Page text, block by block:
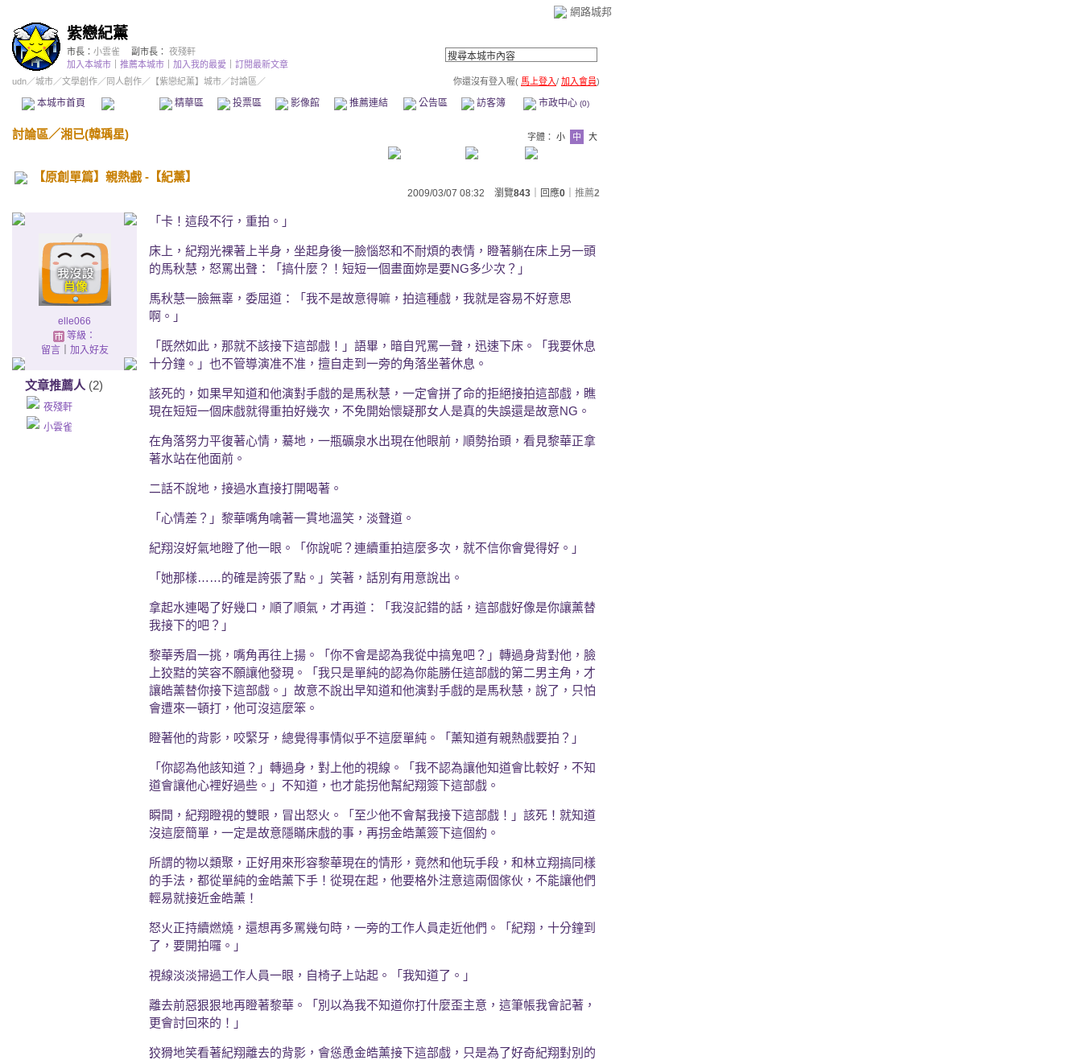
網路城邦
紫戀紀薰
市長： 小雲雀 副市長： 夜殘軒
加入本城市
推薦本城市 加入我的最愛
訂閱最新文章
udn／城市／文學創作／同人創作／ 【紫戀紀薰】城市／討論區／ 你還沒有登入喔( 馬上登入/ 加入會員)
本城市首頁 精華區 投票區 影像館 推薦連結 公告區 訪客簿 市政中心 (0)
討論區／湘已(韓瑀星) 字體： 小 中 大
【原創單篇】親熱戲 -【紀薰】
2009/03/07 08:32 瀏覽843 ｜回應0 推薦2
elle066
等級：
留言｜ 加入好友
文章推薦人 (2)
夜殘軒
小雲雀
「卡！這段不行，重拍。」
床上，紀翔光裸著上半身，坐起身後一臉惱怒和不耐煩的表情，瞪著躺在床上另一頭
的馬秋慧，怒罵出聲：「搞什麼？！短短一個畫面妳是要NG多少次？」
馬秋慧一臉無辜，委屈道：「我不是故意得嘛，拍這種戲，我就是容易不好意思
啊。」
「既然如此，那就不該接下這部戲！」語畢，暗自咒罵一聲，迅速下床。「我要休息
十分鐘。」也不管導演准不准，擅自走到一旁的角落坐著休息。
該死的，如果早知道和他演對手戲的是馬秋慧，一定會拼了命的拒絕接拍這部戲，瞧
現在短短一個床戲就得重拍好幾次，不免開始懷疑那女人是真的失誤還是故意NG。
在角落努力平復著心情，驀地，一瓶礦泉水出現在他眼前，順勢抬頭，看見黎華正拿
著水站在他面前。
二話不說地，接過水直接打開喝著。
「心情差？」黎華嘴角噙著一貫地溫笑，淡聲道。
紀翔沒好氣地瞪了他一眼。「你說呢？連續重拍這麼多次，就不信你會覺得好。」
「她那樣……的確是誇張了點。」笑著，話別有用意說出。
拿起水連喝了好幾口，順了順氣，才再道：「我沒記錯的話，這部戲好像是你讓薰替
我接下的吧？」
黎華秀眉一挑，嘴角再往上揚。「你不會是認為我從中搞鬼吧？」轉過身背對他，臉
上狡黠的笑容不願讓他發現。「我只是單純的認為你能勝任這部戲的第二男主角，才
讓皓薰替你接下這部戲。」故意不說出早知道和他演對手戲的是馬秋慧，說了，只怕
會遭來一頓打，他可沒這麼笨。
瞪著他的背影，咬緊牙，總覺得事情似乎不這麼單純。「薰知道有親熱戲要拍？」
「你認為他該知道？」轉過身，對上他的視線。「我不認為讓他知道會比較好，不知
道會讓他心裡好過些。」不知道，也才能拐他幫紀翔簽下這部戲。
瞬間，紀翔瞪視的雙眼，冒出怒火。「至少他不會幫我接下這部戲！」該死！就知道
沒這麼簡單，一定是故意隱瞞床戲的事，再拐金皓薰簽下這個約。
所謂的物以類聚，正好用來形容黎華現在的情形，竟然和他玩手段，和林立翔搞同樣
的手法，都從單純的金皓薰下手！從現在起，他要格外注意這兩個傢伙，不能讓他們
輕易就接近金皓薰！
怒火正持續燃燒，還想再多罵幾句時，一旁的工作人員走近他們。「紀翔，十分鐘到
了，要開拍囉。」
視線淡淡掃過工作人員一眼，自椅子上站起。「我知道了。」
離去前惡狠狠地再瞪著黎華。「別以為我不知道你打什麼歪主意，這筆帳我會記著，
更會討回來的！」
狡猾地笑看著紀翔離去的背影，會慫恿金皓薰接下這部戲，只是為了好奇紀翔對別的